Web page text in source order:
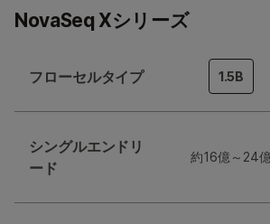
NovaSeq Xシリーズ
フローセルタイプ 1.5B
シングルエンドリ
ード
約16億～24